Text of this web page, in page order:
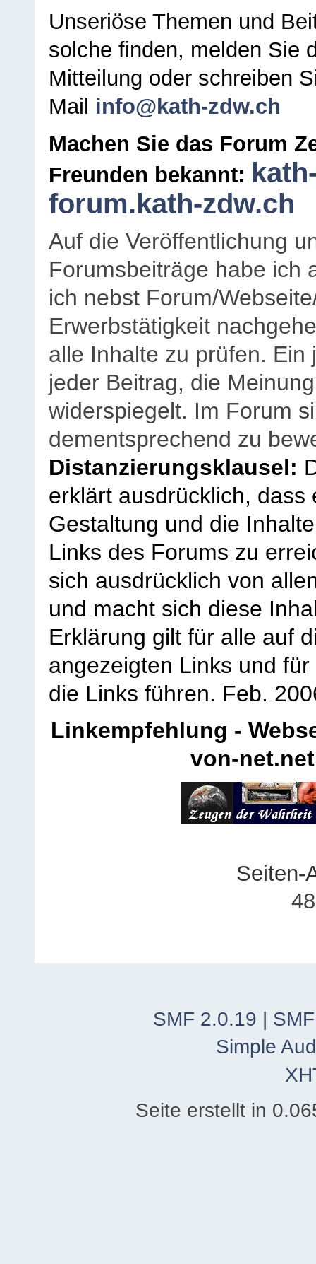
Unseriöse Themen und
solche finden, melden Sie
Mitteilung oder schreiben
Mail info@kath-zdw.ch
Machen Sie das Forum
Freunden bekannt:
forum.kath-zdw.ch
Auf die Veröffentlichung
Forumsbeiträge habe ich
ich nebst Forum/
Erwerbstätigkeit
alle Inhalte zu prüfen.
jeder Beitrag, die
widerspiegelt. Im Forum
dementsprechend zu
Distanzierungsklausel:
erklärt ausdrücklich,
Gestaltung und die
Links des Forums zu
sich ausdrücklich von
und macht sich diese
Erklärung gilt für alle auf
angezeigten Links und
die Links führen. Feb.
Linkempfehlung -
von-net.net
Seiten-
SMF 2.0.19 |
Simple
Seite erstellt in